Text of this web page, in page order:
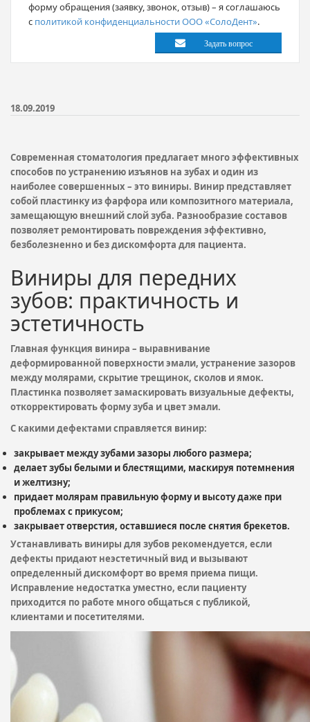
форму обращения (заявку, звонок, отзыв) – я соглашаюсь
с политикой конфиденциальности ООО «СолоДент».
18.09.2019
Современная стоматология предлагает много эффективных
способов по устранению изъянов на зубах и один из
наиболее совершенных – это виниры. Винир представляет
собой пластинку из фарфора или композитного материала,
замещающую внешний слой зуба. Разнообразие составов
позволяет ремонтировать повреждения эффективно,
безболезненно и без дискомфорта для пациента.
Виниры для передних
зубов: практичность и
эстетичность
Главная функция винира – выравнивание
деформированной поверхности эмали, устранение зазоров
между молярами, скрытие трещинок, сколов и ямок.
Пластинка позволяет замаскировать визуальные дефекты,
откорректировать форму зуба и цвет эмали.
С какими дефектами справляется винир:
закрывает между зубами зазоры любого размера;
делает зубы белыми и блестящими, маскируя потемнения
и желтизну;
придает молярам правильную форму и высоту даже при
проблемах с прикусом;
закрывает отверстия, оставшиеся после снятия брекетов.
Устанавливать виниры для зубов рекомендуется, если
дефекты придают неэстетичный вид и вызывают
определенный дискомфорт во время приема пищи.
Исправление недостатка уместно, если пациенту
приходится по работе много общаться с публикой,
клиентами и посетителями.